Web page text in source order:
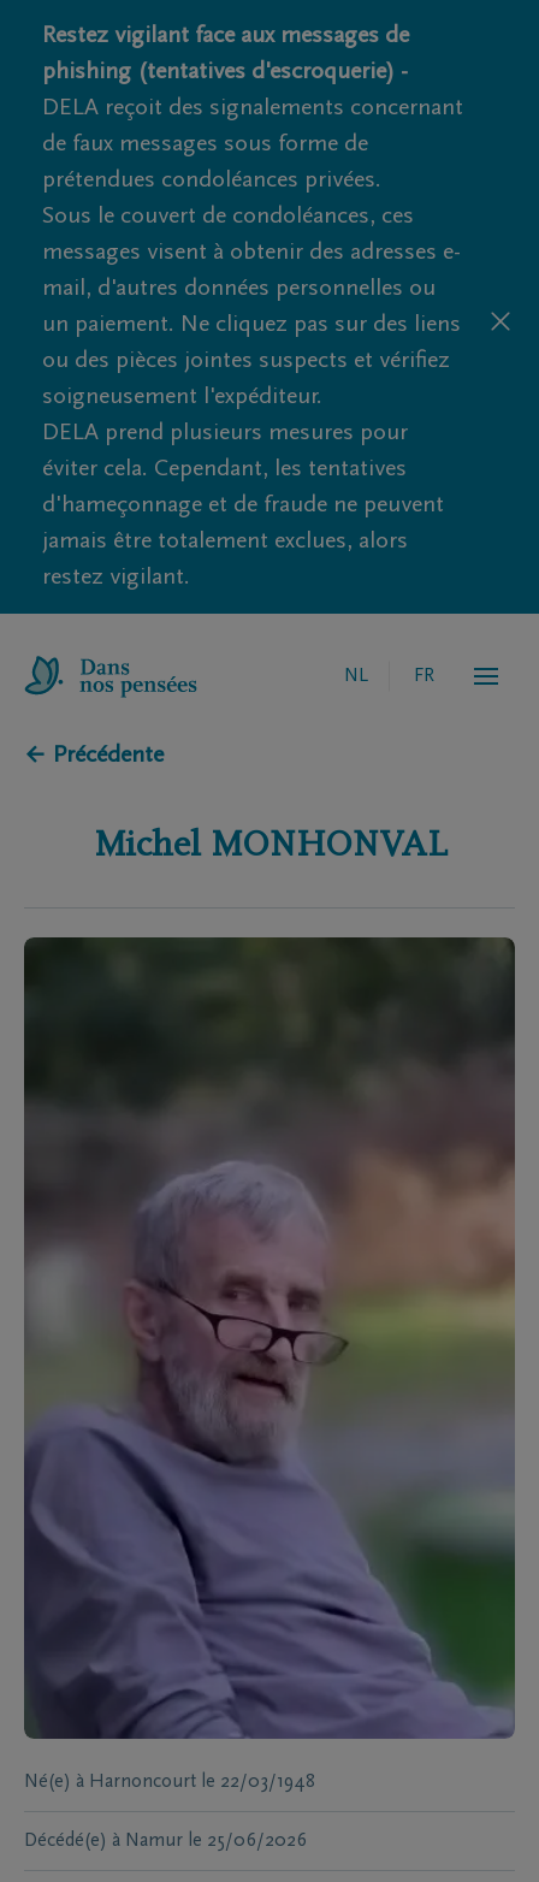
Restez vigilant face aux messages de
phishing (tentatives d'escroquerie) -
DELA reçoit des signalements concernant
de faux messages sous forme de
prétendues condoléances privées.
Sous le couvert de condoléances, ces
messages visent à obtenir des adresses e-
mail, d'autres données personnelles ou
un paiement. Ne cliquez pas sur des liens
ou des pièces jointes suspects et vérifiez
soigneusement l'expéditeur.
DELA prend plusieurs mesures pour
éviter cela. Cependant, les tentatives
d'hameçonnage et de fraude ne peuvent
jamais être totalement exclues, alors
restez vigilant.
NL FR
← Précédente
Michel MONHONVAL
Né(e) à Harnoncourt le 22/03/1948
Décédé(e) à Namur le 25/06/2026